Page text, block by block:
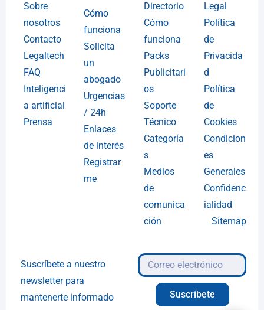
Sobre
nosotros
Contacto
Legaltech
FAQ
Inteligenci
a artificial
Prensa
Cómo
funciona
Solicita
un
abogado
Urgencias
/ 24h
Enlaces
de interés
Registrar
me
Directorio
Cómo
funciona
Packs
Publicitari
os
Soporte
Técnico
Categoría
s
Medios
de
comunica
ción
Legal
Política
de
Privacida
d
Política
de
Cookies
Condicion
es
Generales
Confidenc
ialidad
Sitemap
Suscríbete a nuestro
newsletter para
mantenerte informado
Suscríbete